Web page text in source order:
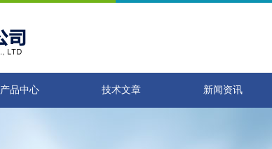
产品中心 技术文章 新闻资讯